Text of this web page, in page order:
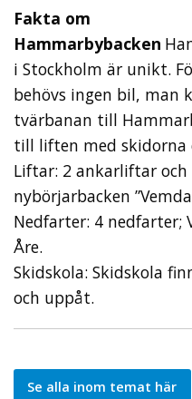
Fakta om
Hammarbybacken
i Stockholm är unikt.
behövs ingen bil, man
tvärbanan till
till liften med skidorna
Liftar: 2 ankarliftar
nybörjarbacken
Nedfarter: 4 nedfarter;
Åre.
Skidskola: Skidskola
och uppåt.
Se alla inom temat här